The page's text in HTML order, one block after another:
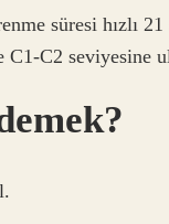
süresi hızlı
C2 seviyesine